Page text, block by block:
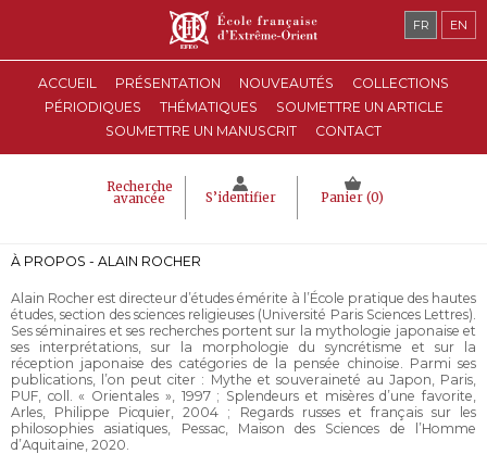
ACCUEIL PRÉSENTATION NOUVEAUTÉS
COLLECTIONS
PÉRIODIQUES
THÉMATIQUES
SOUMETTRE UN ARTICLE
SOUMETTRE UN MANUSCRIT
CONTACT
Recherche
avancée S’identifier Panier (0)
FR EN
À PROPOS - ALAIN ROCHER
Alain Rocher est directeur d’études émérite à l’École pratique des hautes
études, section des sciences religieuses (Université Paris Sciences Lettres).
Ses séminaires et ses recherches portent sur la mythologie japonaise et
ses interprétations, sur la morphologie du syncrétisme et sur la
réception japonaise des catégories de la pensée chinoise. Parmi ses
publications, l’on peut citer : Mythe et souveraineté au Japon, Paris,
PUF, coll. « Orientales », 1997 ; Splendeurs et misères d’une favorite,
Arles, Philippe Picquier, 2004 ; Regards russes et français sur les
philosophies asiatiques, Pessac, Maison des Sciences de l’Homme
d’Aquitaine, 2020.